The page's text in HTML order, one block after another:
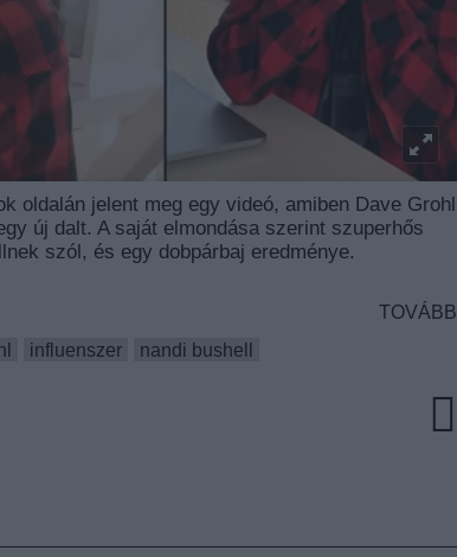
oldalán jelent meg egy videó, amiben Dave Grohl
új dalt. A saját elmondása szerint szuperhős
szól, és egy dobpárbaj eredménye.
TOVÁBB
influenszer nandi bushell